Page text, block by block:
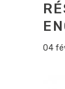
04